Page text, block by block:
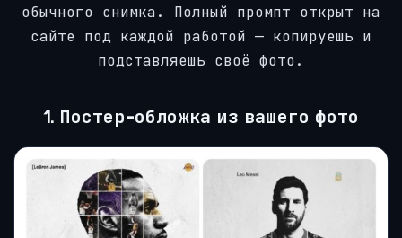
обычного снимка. Полный промпт открыт на
сайте под каждой работой — копируешь и
подставляешь своё фото.
1. Постер-обложка из вашего фото